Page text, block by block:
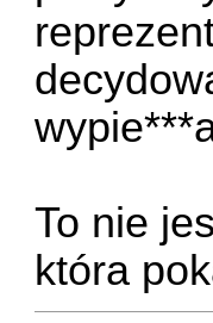
To nie
która